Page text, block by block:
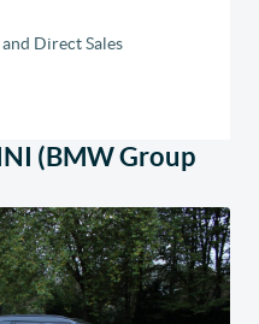
Direct Sales
(BMW Group